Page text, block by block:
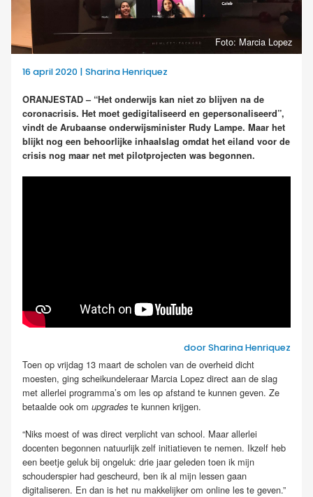
Foto: Marcia Lopez
16 april 2020 | Sharina Henriquez
ORANJESTAD – “Het onderwijs kan niet zo blijven na de
coronacrisis. Het moet gedigitaliseerd en gepersonaliseerd”,
vindt de Arubaanse onderwijsminister Rudy Lampe. Maar het
blijkt nog een behoorlijke inhaalslag omdat het eiland voor de
crisis nog maar net met pilotprojecten was begonnen.
door Sharina Henriquez
Toen op vrijdag 13 maart de scholen van de overheid dicht
moesten, ging scheikundeleraar Marcia Lopez direct aan de slag
met allerlei programma’s om les op afstand te kunnen geven. Ze
betaalde ook om upgrades te kunnen krijgen.
“Niks moest of was direct verplicht van school. Maar allerlei
docenten begonnen natuurlijk zelf initiatieven te nemen. Ikzelf heb
een beetje geluk bij ongeluk: drie jaar geleden toen ik mijn
schouderspier had gescheurd, ben ik al mijn lessen gaan
digitaliseren. En dan is het nu makkelijker om online les te geven.”